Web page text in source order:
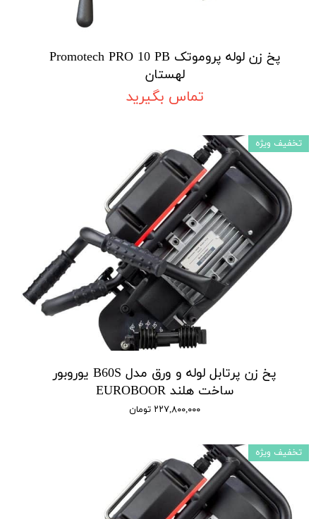
پخ زن لوله پروموتک Promotech PRO 10 PB
لهستان
تماس بگیرید
پخ زن پرتابل لوله و ورق مدل B60S یوروبور
ساخت هلند EUROBOOR
۲۲۷,۸۰۰,۰۰۰ تومان
تخفیف ویژه
تخفیف ویژه